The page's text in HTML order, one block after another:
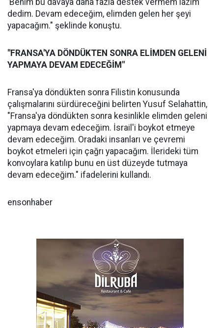
'Benim bu davaya daha fazla destek vermem lazım'
dedim. Devam edeceğim, elimden gelen her şeyi
yapacağım." şeklinde konuştu.
"FRANSA'YA DÖNDÜKTEN SONRA ELİMDEN GELENİ
YAPMAYA DEVAM EDECEĞİM"
Fransa'ya döndükten sonra Filistin konusunda
çalışmalarını sürdüreceğini belirten Yusuf Selahattin,
"Fransa'ya döndükten sonra kesinlikle elimden geleni
yapmaya devam edeceğim. İsrail'i boykot etmeye
devam edeceğim. Oradaki insanları ve çevremi
boykot etmeleri için çağrı yapacağım. İlerideki tüm
konvoylara katılıp bunu en üst düzeyde tutmaya
devam edeceğim." ifadelerini kullandı.
ensonhaber